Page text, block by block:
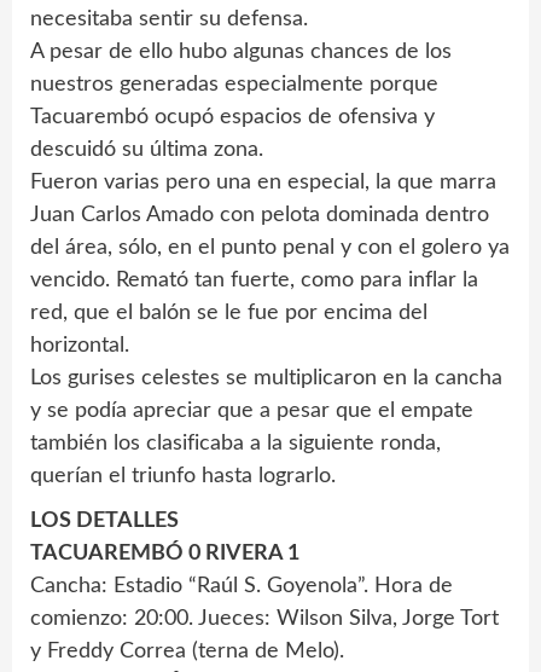
necesitaba sentir su defensa.
A pesar de ello hubo algunas chances de los
nuestros generadas especialmente porque
Tacuarembó ocupó espacios de ofensiva y
descuidó su última zona.
Fueron varias pero una en especial, la que marra
Juan Carlos Amado con pelota dominada dentro
del área, sólo, en el punto penal y con el golero ya
vencido. Remató tan fuerte, como para inflar la
red, que el balón se le fue por encima del
horizontal.
Los gurises celestes se multiplicaron en la cancha
y se podía apreciar que a pesar que el empate
también los clasificaba a la siguiente ronda,
querían el triunfo hasta lograrlo.
LOS DETALLES
TACUAREMBÓ 0 RIVERA 1
Cancha: Estadio “Raúl S. Goyenola”. Hora de
comienzo: 20:00. Jueces: Wilson Silva, Jorge Tort
y Freddy Correa (terna de Melo).